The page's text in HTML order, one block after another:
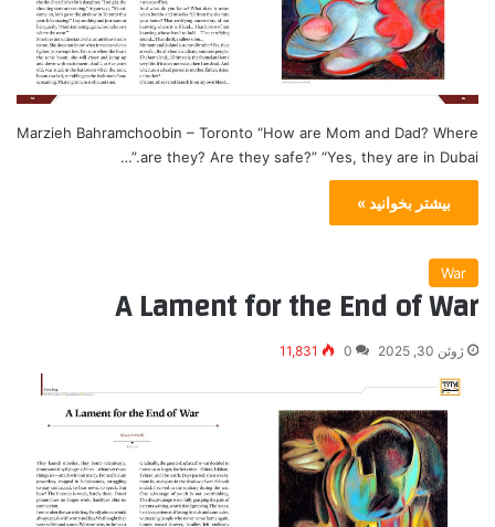
Marzieh Bahramchoobin – Toronto “How are Mom and Dad? Where
are they? Are they safe?” “Yes, they are in Dubai.”…
بیشتر بخوانید »
War
A Lament for the End of War
ژوئن 30, 2025 0
11,831